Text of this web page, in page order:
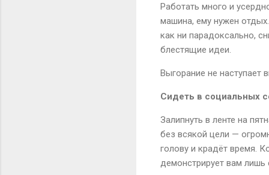
Работать много и
машина, ему нужен
как ни парадоксально,
блестящие идеи.
Выгорание не наступает
Сидеть в социальных
Залипнуть в ленте на
без всякой цели —
голову и крадёт время.
демонстрирует вам